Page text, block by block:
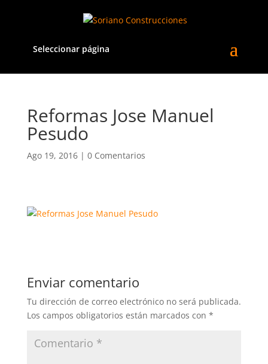
Seleccionar página
Reformas Jose Manuel
Pesudo
Ago 19, 2016| 0 Comentarios
Enviar comentario
Tu dirección de correo electrónico no será publicada.
Los campos obligatorios están marcados con *